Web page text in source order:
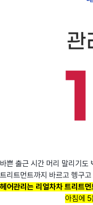
바쁜 출근 시간 머리 말리기도
트리트먼트까지 바르고 헹구
헤어관리는 리얼차차 트리트
아침에